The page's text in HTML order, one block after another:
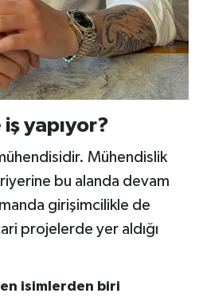
yapıyor?
Mühendislik
bu alanda devam
girişimcilikle de
projelerde yer aldığı
isimlerden biri